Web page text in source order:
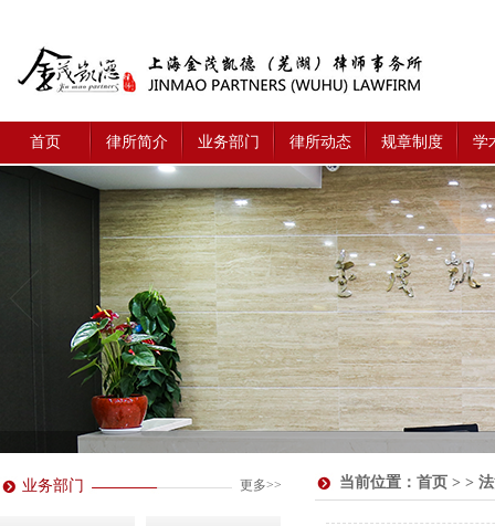
首页 律所简介 业务部门 律所动态 规章制度 学
业务部门 更多>> 当前位置： 首页 > >